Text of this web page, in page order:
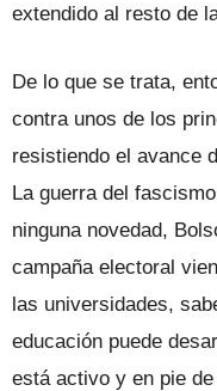
extendido al resto de
De lo que se trata,
contra unos de los
resistiendo el avance
La guerra del
ninguna novedad,
campaña electoral
las universidades,
educación puede
está activo y en pie